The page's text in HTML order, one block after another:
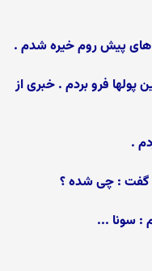
پیش روم خیره شدم .
فرو بردم . خبری از
.
گفت : چی شده ؟
: سونا ...